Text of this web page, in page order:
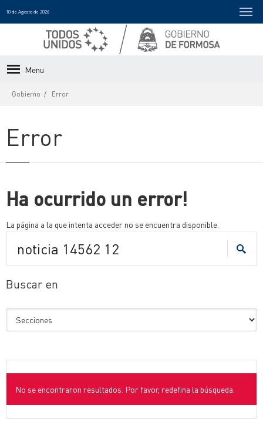
10 de Agosto de 2026
Menu
Gobierno Error
Error
Ha ocurrido un error!
La página a la que intenta acceder no se encuentra disponible.
Buscar en
No se encontraron resultados. Por favor, redefina la búsqueda.